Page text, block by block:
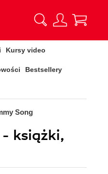
Kursy video
Bestsellery
Song
książki,